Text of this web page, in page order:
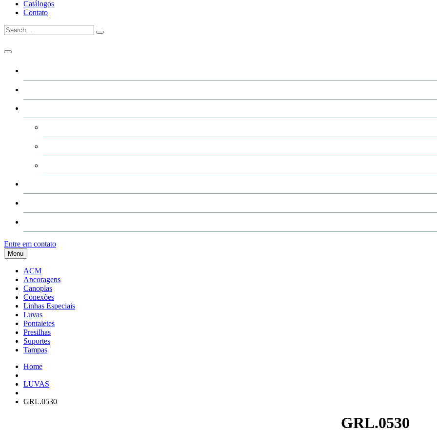
Catálogos
Contato
Entre em contato
Menu
ACM
Ancoragens
Canoplas
Conexões
Linhas Especiais
Luvas
Pontaletes
Presilhas
Suportes
Tampas
Home
LUVAS
GRL.0530
GRL.0530